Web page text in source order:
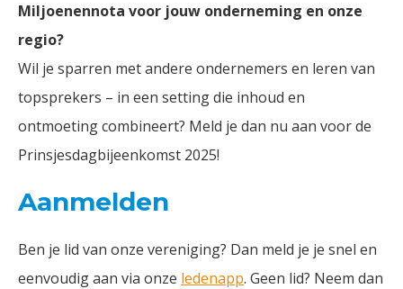
Miljoenennota voor jouw onderneming en onze
regio?
Wil je sparren met andere ondernemers en leren van
topsprekers – in een setting die inhoud en
ontmoeting combineert? Meld je dan nu aan voor de
Prinsjesdagbijeenkomst 2025!
Aanmelden
Ben je lid van onze vereniging? Dan meld je je snel en
eenvoudig aan via onze ledenapp. Geen lid? Neem dan